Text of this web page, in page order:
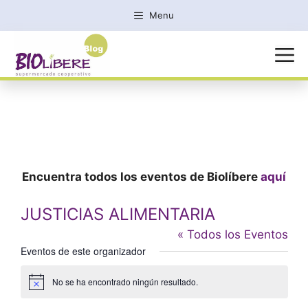
Menu
MENÚ
Encuentra todos los eventos de Biolíbere aquí
JUSTICIAS ALIMENTARIA
« Todos los Eventos
Eventos de este organizador
No se ha encontrado ningún resultado.